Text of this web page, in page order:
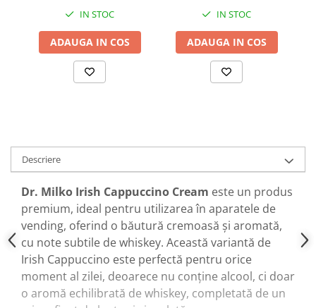
IN STOC
ADAUGA IN COS
IN STOC
ADAUGA IN COS
Descriere
Dr. Milko Irish Cappuccino Cream este un produs
premium, ideal pentru utilizarea în aparatele de
vending, oferind o băutură cremoasă și aromată,
cu note subtile de whiskey. Această variantă de
Irish Cappuccino este perfectă pentru orice
moment al zilei, deoarece nu conține alcool, ci doar
o aromă echilibrată de whiskey, completată de un